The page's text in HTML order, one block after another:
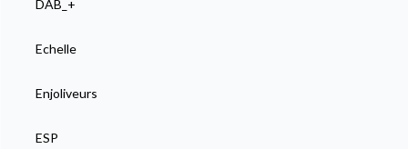
DAB_+
Echelle
Enjoliveurs
ESP